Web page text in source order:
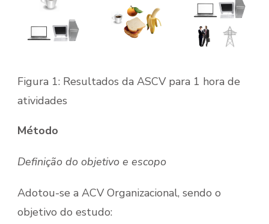
Figura 1: Resultados da ASCV para 1 hora de
atividades
Método
Definição do objetivo e escopo
Adotou-se a ACV Organizacional, sendo o
objetivo do estudo: